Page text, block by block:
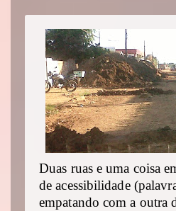
Duas ruas e uma coisa
de acessibilidade
empatando com a outra